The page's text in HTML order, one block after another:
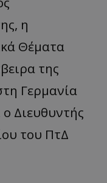
η
Θέματα
της
Γερμανία
Διευθυντής
του ΠτΔ